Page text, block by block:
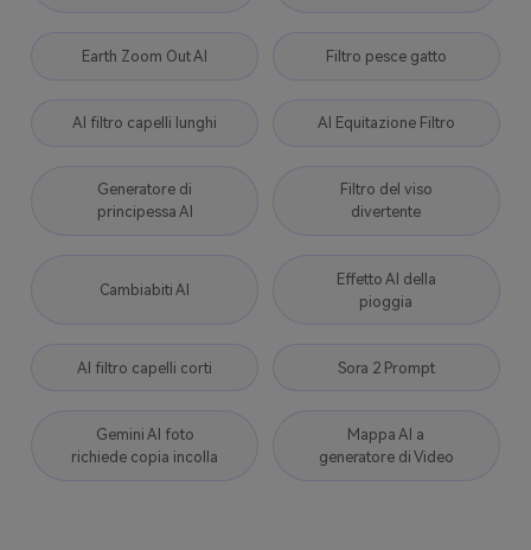
Earth Zoom Out AI Filtro pesce gatto
AI filtro capelli lunghi AI Equitazione Filtro
Generatore di
principessa AI
Filtro del viso
divertente
Cambiabiti AI
Effetto AI della
pioggia
AI filtro capelli corti Sora 2 Prompt
Gemini AI foto
richiede copia incolla
Mappa AI a
generatore di Video